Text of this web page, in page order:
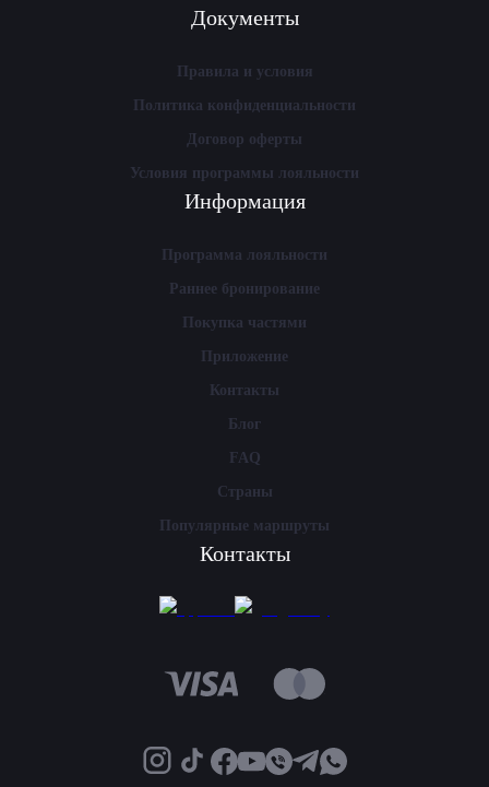
Документы
Правила и условия
Политика конфиденциальности
Договор оферты
Условия программы лояльности
Информация
Программа лояльности
Раннее бронирование
Покупка частями
Приложение
Контакты
Блог
FAQ
Страны
Популярные маршруты
Контакты